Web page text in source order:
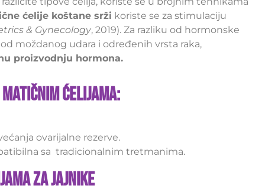
ćelije koštane srži koriste se za stimulaciju
& Gynecology, 2019). Za razliku od hormonske
moždanog udara i određenih vrsta raka,
proizvodnju hormona.
ćelijama:
ovarijalne rezerve.
sa tradicionalnim tretmanima.
za jajnike